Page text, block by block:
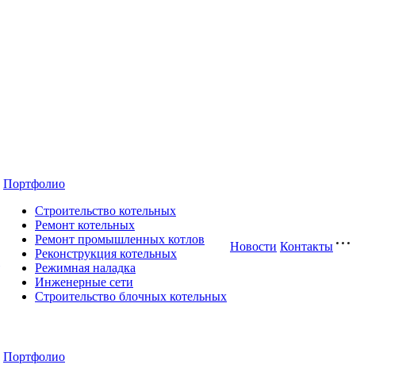
Портфолио
Строительство котельных
Ремонт котельных
Ремонт промышленных котлов
Реконструкция котельных
Режимная наладка
Инженерные сети
Строительство блочных котельных
Новости Контакты
Портфолио